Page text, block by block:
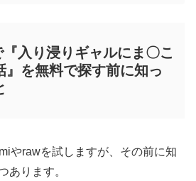
入り浸りギャルにま〇こ
』を無料で探す前に知っ
やrawを試しますが、その前に知
あります。